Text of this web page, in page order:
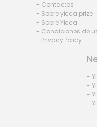
- Contactos
- Sobre yicca prize
- Sobre Yicca
- Condiciones de
- Privacy Policy
-
-
-
-